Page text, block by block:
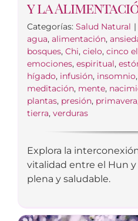
y la
Categorías: Salud Natural |
agua, alimentación,
bosques, Chi, cielo, cinco
emociones, espiritual,
hígado, infusión, insomnio,
meditación, mente,
plantas, presión, primavera
tierra, verduras
Explora la
vitalidad entre el Hun y
plena y saludable.